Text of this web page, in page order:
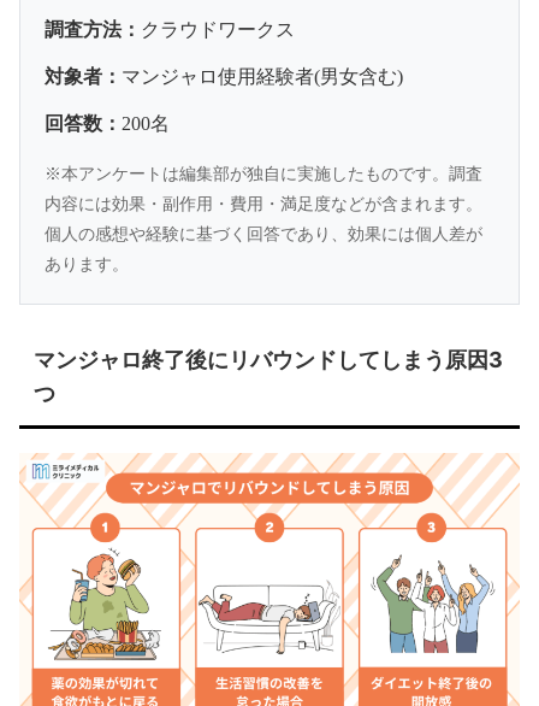
調査方法： クラウドワークス
対象者： マンジャロ使用経験者(男女含む)
回答数： 200名
※本アンケートは編集部が独自に実施したものです。調査
内容には効果・副作用・費用・満足度などが含まれます。
個人の感想や経験に基づく回答であり、効果には個人差が
あります。
マンジャロ終了後にリバウンドしてしまう原因3
つ